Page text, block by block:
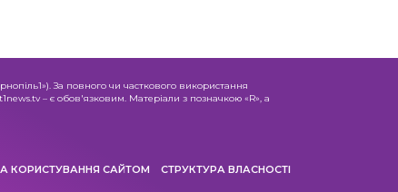
За повного чи часткового використання
– є обов'язковим. Матеріали з позначкою «R», а
КОРИСТУВАННЯ САЙТОМ СТРУКТУРА ВЛАСНОСТІ